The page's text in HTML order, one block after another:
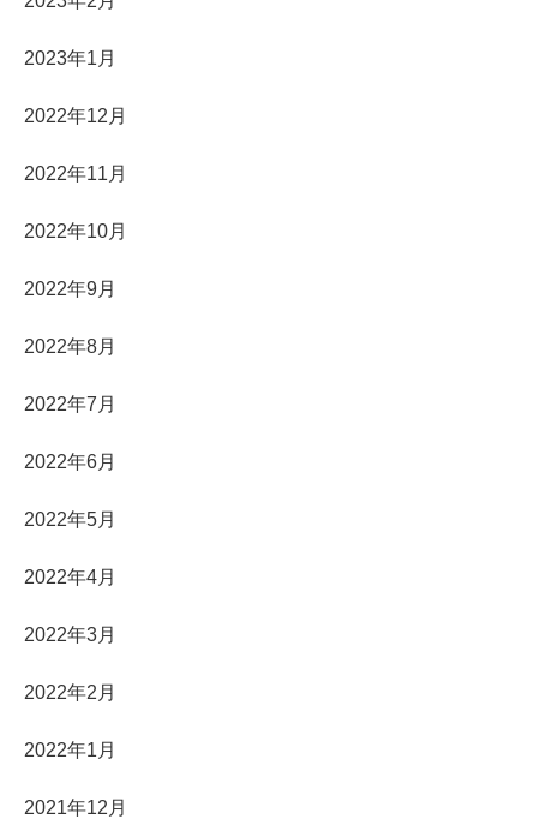
2023年1月
2022年12月
2022年11月
2022年10月
2022年9月
2022年8月
2022年7月
2022年6月
2022年5月
2022年4月
2022年3月
2022年2月
2022年1月
2021年12月